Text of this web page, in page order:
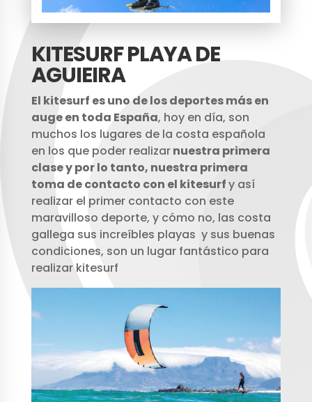
KITESURF PLAYA DE
AGUIEIRA
El kitesurf es uno de los deportes más en
auge en toda España, hoy en día, son
muchos los lugares de la costa española
en los que poder realizarnuestra primera
clase y por lo tanto, nuestra primera
toma de contacto con el kitesurfy así
realizar el primer contacto con este
maravilloso deporte, y cómo no, las costa
gallega sus increíbles playas y sus buenas
condiciones, son un lugar fantástico para
realizar kitesurf